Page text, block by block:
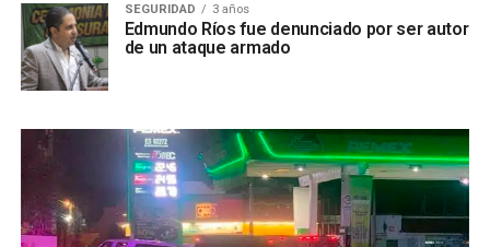
SEGURIDAD 3 años
Edmundo Ríos fue denunciado por ser autor
de un ataque armado